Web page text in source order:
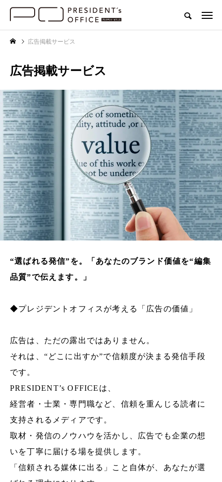
広告掲載サービス
広告掲載サービス
“選ばれる発信”を。「あなたのブランド価値を“編集
品質”で伝えます。」
◆プレジデントオフィスが考える「広告の価値」
広告は、ただの露出ではありません。
それは、“どこに出すか”で信頼度が決まる発信手段
です。
PRESIDENT’s OFFICEは、
経営者・士業・専門職など、信頼を重んじる読者に
支持されるメディアです。
取材・発信のノウハウを活かし、広告でも企業の想
いを丁寧に届ける場を提供します。
「信頼される媒体に出る」こと自体が、あなたが選